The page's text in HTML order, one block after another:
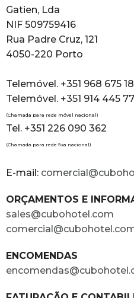
Gatien, Lda
NIF 509759416
Rua Padre Cruz, 121
4050-220 Porto
Telemóvel. +351 968 675
Telemóvel. +351 914 445
(Chamada para rede móvel nacional)
Tel. +351 226 090 362
(Chamada para rede fixa nacional)
E-mail:
ORÇAMENTOS E
sales@cubohotel.com
ENCOMENDAS